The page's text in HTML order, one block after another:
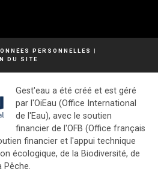
PERSONNELLES
|
DU SITE
Gest'eau a été créé et est géré
par l'OiEau (Office International
de l'Eau), avec le soutien
financier de l'OFB (Office français
financier et l'appui technique
écologique, de la Biodiversité, de
Pêche.